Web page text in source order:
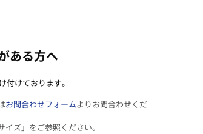
ある方へ
付けております。
お問合わせフォームよりお問合わせくだ
ズ」をご参照ください。